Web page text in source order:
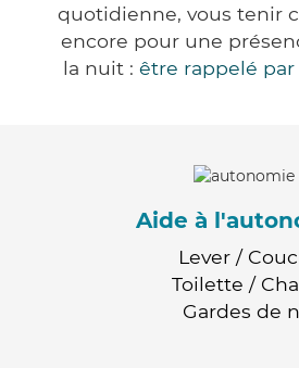
quotidienne, vous tenir
encore pour une
la nuit : être rappelé
Aide à
Lever /
Toilette /
Gardes de